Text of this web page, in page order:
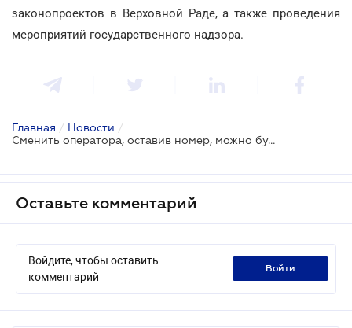
законопроектов в Верховной Раде, а также проведения
мероприятий государственного надзора.
Главная / Новости /
Сменить оператора, оставив номер, можно будет в следующем году
Оставьте комментарий
Войдите, чтобы оставить
комментарий
войти